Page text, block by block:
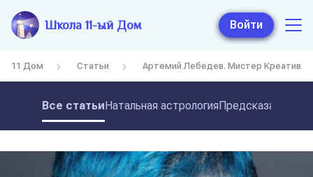
Школа 11-ый Дом Войти
11 Дом Статьи Артемий Лебедев. Мистер Креатив
Все статьиНатальная астрология